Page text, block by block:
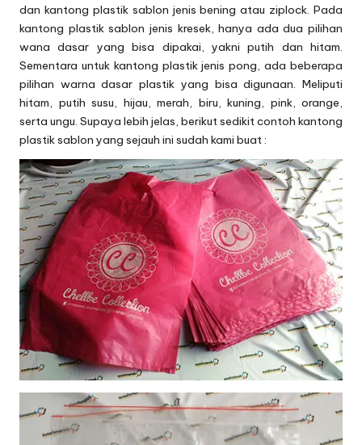
dan kantong plastik sablon jenis bening atau ziplock. Pada
kantong plastik sablon jenis kresek, hanya ada dua pilihan
wana dasar yang bisa dipakai, yakni putih dan hitam.
Sementara untuk kantong plastik jenis pong, ada beberapa
pilihan warna dasar plastik yang bisa digunaan. Meliputi
hitam, putih susu, hijau, merah, biru, kuning, pink, orange,
serta ungu. Supaya lebih jelas, berikut sedikit contoh kantong
plastik sablon yang sejauh ini sudah kami buat :